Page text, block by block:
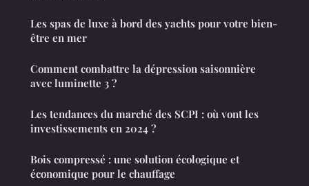
Les spas de luxe à bord des yachts pour votre bien-
être en mer
Comment combattre la dépression saisonnière
avec luminette 3 ?
Les tendances du marché des SCPI : où vont les
investissements en 2024 ?
Bois compressé : une solution écologique et
économique pour le chauffage